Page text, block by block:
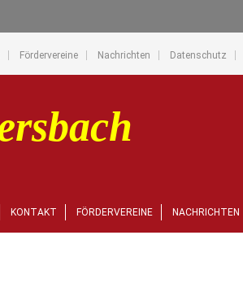
Fördervereine Nachrichten Datenschutz
KONTAKT FÖRDERVEREINE NACHRICHTEN